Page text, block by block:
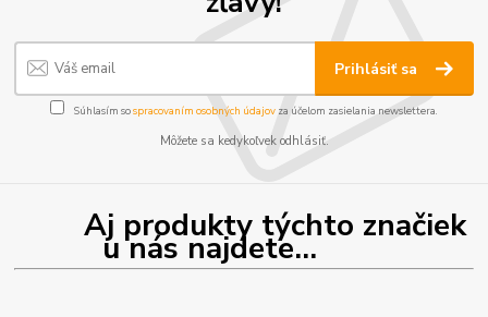
Prihlásiť sa
Súhlasím sospracovaním osobných údajov za účelom zasielania newslettera.
Môžete sa kedykoľvek odhlásiť.
Aj produkty týchto značiek
u nás najdete...